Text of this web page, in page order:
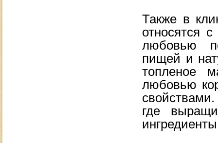
Также в
относятся
любовью
пищей и
топленое
любовью
где